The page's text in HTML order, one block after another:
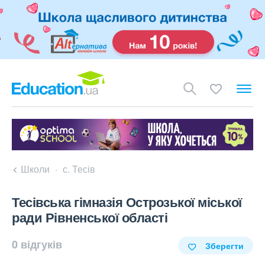
Школи с. Тесів
Тесівська гімназія Острозької міської
ради Рівненської області
0 відгуків Зберегти